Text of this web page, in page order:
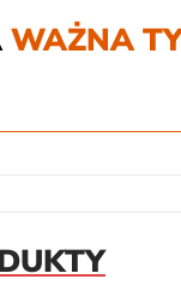
WAŻNA